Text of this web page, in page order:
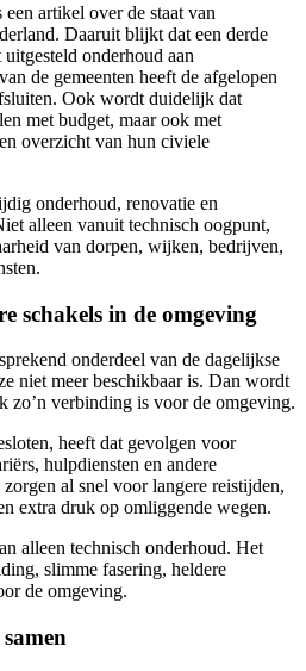
artikel over de staat van
Daaruit blijkt dat een derde
onderhoud aan
de gemeenten heeft de afgelopen
Ook wordt duidelijk dat
met budget, maar ook met
overzicht van hun civiele
onderhoud, renovatie en
alleen vanuit technisch oogpunt,
van dorpen, wijken, bedrijven,
schakels in de omgeving
onderdeel van de dagelijkse
niet meer beschikbaar is. Dan wordt
zo’n verbinding is voor de omgeving.
heeft dat gevolgen voor
hulpdiensten en andere
al snel voor langere reistijden,
extra druk op omliggende wegen.
alleen technisch onderhoud. Het
slimme fasering, heldere
de omgeving.